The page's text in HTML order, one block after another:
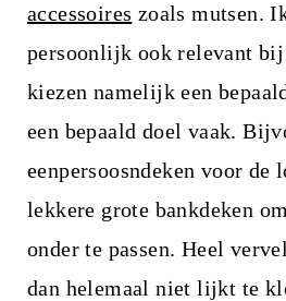
accessoires zoals mutsen.
persoonlijk ook relevant bij
kiezen namelijk een
een bepaald doel vaak.
eenpersoosndeken voor de
lekkere grote bankdeken
onder te passen. Heel
dan helemaal niet lijkt te